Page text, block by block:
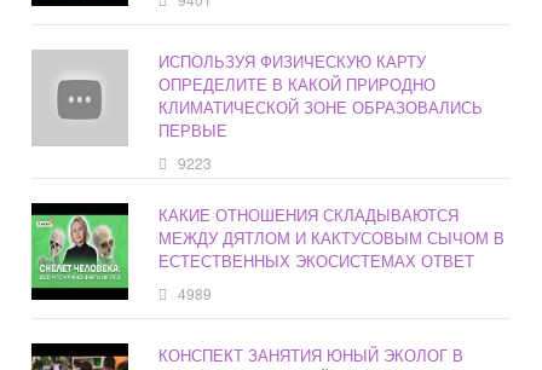
ИСПОЛЬЗУЯ ФИЗИЧЕСКУЮ КАРТУ
ОПРЕДЕЛИТЕ В КАКОЙ ПРИРОДНО
КЛИМАТИЧЕСКОЙ ЗОНЕ ОБРАЗОВАЛИСЬ
ПЕРВЫЕ
9223
КАКИЕ ОТНОШЕНИЯ СКЛАДЫВАЮТСЯ
МЕЖДУ ДЯТЛОМ И КАКТУСОВЫМ СЫЧОМ В
ЕСТЕСТВЕННЫХ ЭКОСИСТЕМАХ ОТВЕТ
4989
КОНСПЕКТ ЗАНЯТИЯ ЮНЫЙ ЭКОЛОГ В